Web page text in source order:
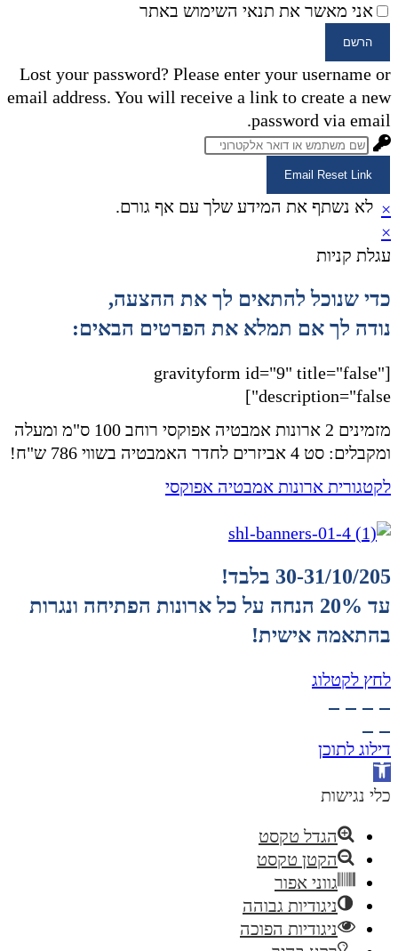
אני מאשר את תנאי השימוש באתר
הרשם
Lost your password? Please enter your username or
email address. You will receive a link to create a new
password via email.
Email Reset Link
לא נשתף את המידע שלך עם אף גורם. ×
×
עגלת קניות
כדי שנוכל להתאים לך את ההצעה,
נודה לך אם תמלא את הפרטים הבאים:
[gravityform id="9" title="false"
description="false"]
מזמינים 2 ארונות אמבטיה אפוקסי רוחב 100 ס"מ ומעלה
ומקבלים: סט 4 אביזרים לחדר האמבטיה בשווי 786 ש"ח!
לקטגורית ארונות אמבטיה אפוקסי
30-31/10/205 בלבד!
עד 20% הנחה על כל ארונות הפתיחה ונגרות
בהתאמה אישית!
לחץ לקטלוג
דילוג לתוכן
פתח
סרגל
כלי נגישות
הגדל טקסט
הקטן טקסט
גווני אפור
ניגודיות גבוהה
ניגודיות הפוכה